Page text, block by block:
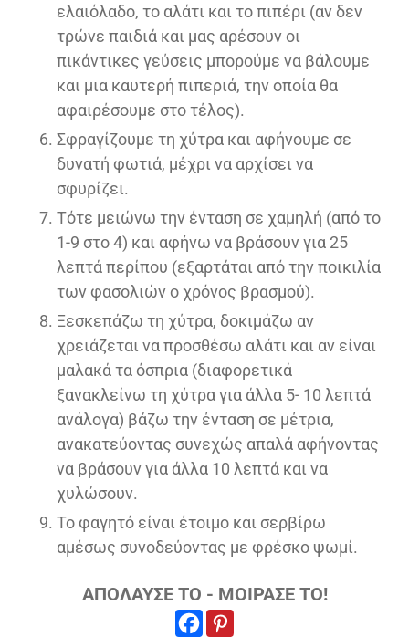
ελαιόλαδο, το αλάτι και το πιπέρι (αν δεν
τρώνε παιδιά και μας αρέσουν οι
πικάντικες γεύσεις μπορούμε να βάλουμε
και μια καυτερή πιπεριά, την οποία θα
αφαιρέσουμε στο τέλος).
Σφραγίζουμε τη χύτρα και αφήνουμε σε
δυνατή φωτιά, μέχρι να αρχίσει να
σφυρίζει.
Τότε μειώνω την ένταση σε χαμηλή (από το
1-9 στο 4) και αφήνω να βράσουν για 25
λεπτά περίπου (εξαρτάται από την ποικιλία
των φασολιών ο χρόνος βρασμού).
Ξεσκεπάζω τη χύτρα, δοκιμάζω αν
χρειάζεται να προσθέσω αλάτι και αν είναι
μαλακά τα όσπρια (διαφορετικά
ξανακλείνω τη χύτρα για άλλα 5- 10 λεπτά
ανάλογα) βάζω την ένταση σε μέτρια,
ανακατεύοντας συνεχώς απαλά αφήνοντας
να βράσουν για άλλα 10 λεπτά και να
χυλώσουν.
Το φαγητό είναι έτοιμο και σερβίρω
αμέσως συνοδεύοντας με φρέσκο ψωμί.
ΑΠΟΛΑΥΣΕ ΤΟ - ΜΟΙΡΑΣΕ ΤΟ!